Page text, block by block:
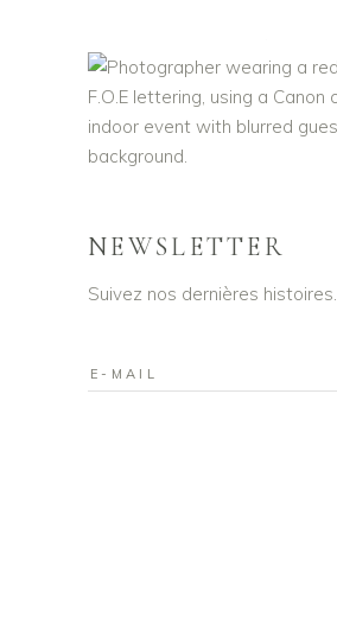
NEWSLETTER
Suivez nos dernières histoires.